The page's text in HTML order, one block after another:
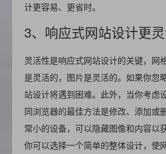
计更容易、更省时。
3、响应式网站设计更
灵活性是响应式网站设计的关键，网
是灵活的，图片是灵活的。如果你忽
站设计将遇到困难。此外，当你考虑
同浏览器的最佳方法是修改、添加或
常小的设备，可以隐藏图像和内容以
你可以选择一个简单的整体设计，使